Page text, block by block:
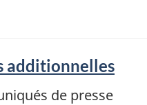
additionnelles
de presse